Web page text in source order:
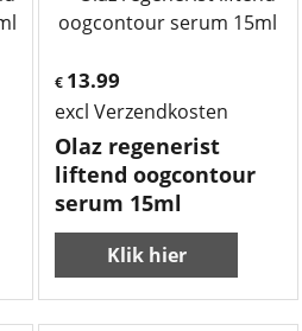
€ 13.99
excl Verzendkosten
Olaz regenerist
liftend oogcontour
serum 15ml
Klik hier